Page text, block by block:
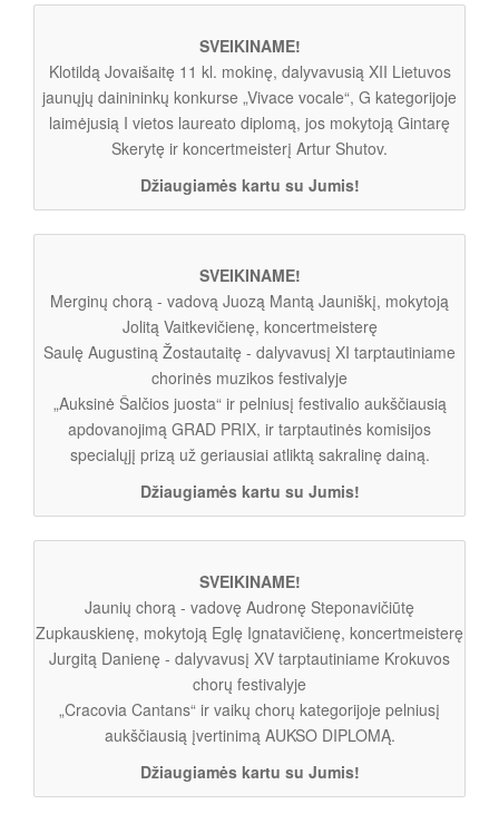
SVEIKINAME!
Klotildą Jovaišaitę 11 kl. mokinę, dalyvavusią XII Lietuvos
jaunųjų dainininkų konkurse „Vivace vocale“, G kategorijoje
laimėjusią I vietos laureato diplomą, jos mokytoją Gintarę
Skerytę ir koncertmeisterį Artur Shutov.
Džiaugiamės kartu su Jumis!
SVEIKINAME!
Merginų chorą - vadovą Juozą Mantą Jauniškį, mokytoją
Jolitą Vaitkevičienę, koncertmeisterę
Saulę Augustiną Žostautaitę - dalyvavusį XI tarptautiniame
chorinės muzikos festivalyje
„Auksinė Šalčios juosta“ ir pelniusį festivalio aukščiausią
apdovanojimą GRAD PRIX, ir tarptautinės komisijos
specialųjį prizą už geriausiai atliktą sakralinę dainą.
Džiaugiamės kartu su Jumis!
SVEIKINAME!
Jaunių chorą - vadovę Audronę Steponavičiūtę
Zupkauskienę, mokytoją Eglę Ignatavičienę, koncertmeisterę
Jurgitą Danienę - dalyvavusį XV tarptautiniame Krokuvos
chorų festivalyje
„Cracovia Cantans“ ir vaikų chorų kategorijoje pelniusį
aukščiausią įvertinimą AUKSO DIPLOMĄ.
Džiaugiamės kartu su Jumis!